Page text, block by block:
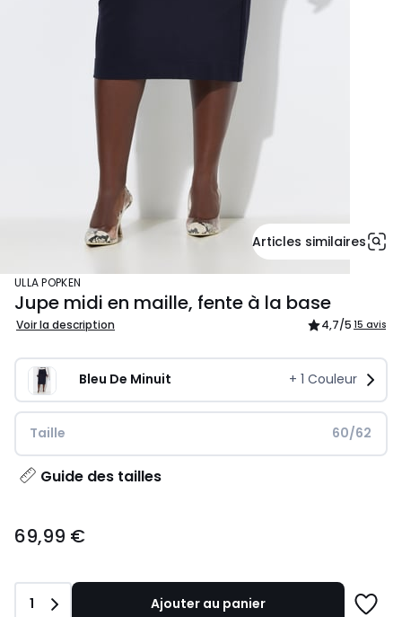
Articles similaires
ULLA POPKEN
Jupe midi en maille, fente à la base
Voir la description 4,7/5 15 avis
Bleu De Minuit + 1 Couleur
Taille 60/62
Guide des tailles
€.
69,99 €
Quantité
1 Ajouter au panier